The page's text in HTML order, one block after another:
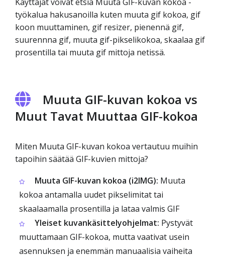
työkalua hakusanoilla kuten muuta gif kokoa, gif
koon muuttaminen, gif resizer, pienennä gif,
suurennna gif, muuta gif-pikselikokoa, skaalaa gif
prosentilla tai muuta gif mittoja netissä.
Muuta GIF-kuvan kokoa vs
Muut Tavat Muuttaa GIF-kokoa
Miten Muuta GIF-kuvan kokoa vertautuu muihin
tapoihin säätää GIF-kuvien mittoja?
Muuta GIF-kuvan kokoa (i2IMG): Muuta
kokoa antamalla uudet pikselimitat tai
skaalaamalla prosentilla ja lataa valmis GIF
Yleiset kuvankäsittelyohjelmat: Pystyvät
muuttamaan GIF-kokoa, mutta vaativat usein
asennuksen ja enemmän manuaalisia vaiheita